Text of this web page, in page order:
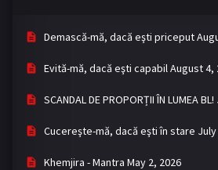
Demască-mă, dacă eşti priceput
Evită-mă, dacă eşti capabilAugust 4,
SCANDAL DE PROPORȚII ÎN LUMEA BL!
Cucereşte-mă, dacă eşti în stare
Khemjira - Mantra May 2, 2026